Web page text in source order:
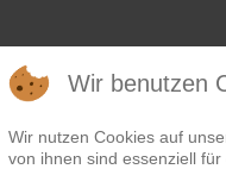
Wir benutzen
Wir nutzen Cookies auf
von ihnen sind essenziell